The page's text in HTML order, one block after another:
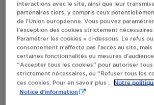
AFFICHER LE
RECEVOIR LES COORDONNÉES
En cliquant sur « S’y rendre », j’autorise le
d’informations (dont mon adresse IP) et
par Google Maps afin d’afficher la carte.
En
interactions avec le site, ainsi que leur
partenaires tiers, y compris ceux
de l’Union européenne. Vous pouvez
l’exception des cookies strictement
Paramétrer les cookies » ci-dessous. Le refus
consentement n’affecte pas l’accès au site,
certaines fonctionnalités ou mesures
“Accepter tous les cookies” pour autoriser tous
strictement nécessaires, ou “Refuser tous les
ces cookies. Pour en savoir plus :
Notre
Notice d'information